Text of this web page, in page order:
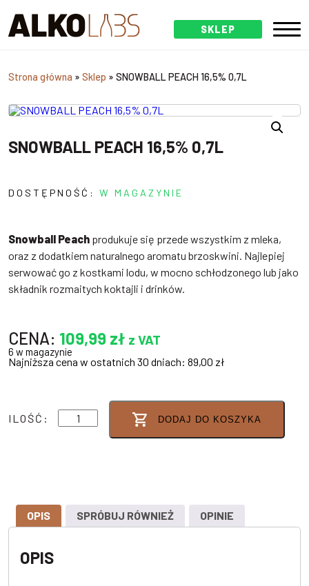
SKLEP
Strona główna » Sklep » SNOWBALL PEACH 16,5% 0,7L
SNOWBALL PEACH 16,5% 0,7L
DOSTĘPNOŚĆ: W MAGAZYNIE
Snowball Peach produkuje się przede wszystkim z mleka,
oraz z dodatkiem naturalnego aromatu brzoskwini. Najlepiej
serwować go z kostkami lodu, w mocno schłodzonego lub jako
składnik rozmaitych koktajli i drinków.
CENA: 109,99 zł z VAT
6 w magazynie
Najniższa cena w ostatnich 30 dniach: 89,00 zł
ILOŚĆ:
ilość
SNOWBALL
DODAJ DO KOSZYKA
OPIS SPRÓBUJ RÓWNIEŻ OPINIE
OPIS